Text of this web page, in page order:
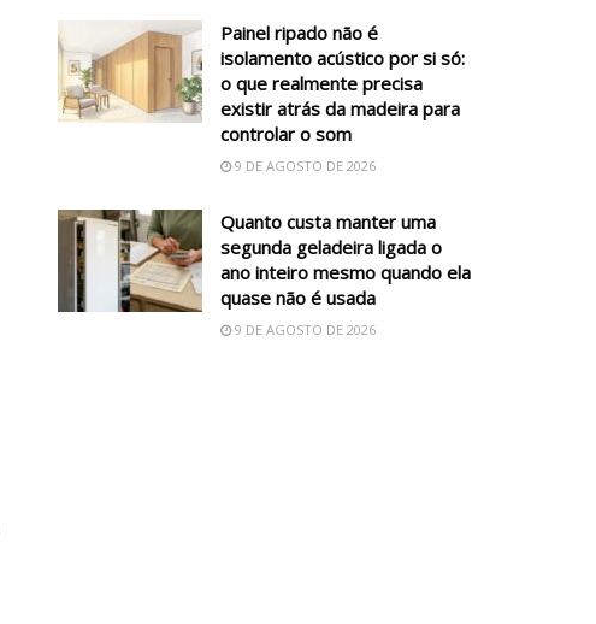
Painel ripado não é
isolamento acústico por si só:
o que realmente precisa
existir atrás da madeira para
controlar o som
9 DE AGOSTO DE 2026
Quanto custa manter uma
segunda geladeira ligada o
ano inteiro mesmo quando ela
quase não é usada
9 DE AGOSTO DE 2026